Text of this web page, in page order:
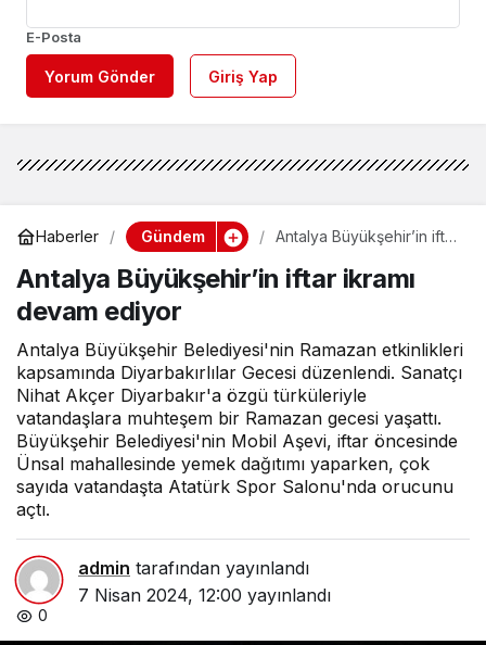
E-Posta
Yorum Gönder Giriş Yap
Haberler Gündem
Antalya Büyükşehir’in iftar
Antalya Büyükşehir’in iftar ikramı
devam ediyor
Antalya Büyükşehir Belediyesi'nin Ramazan etkinlikleri
kapsamında Diyarbakırlılar Gecesi düzenlendi. Sanatçı
Nihat Akçer Diyarbakır'a özgü türküleriyle
vatandaşlara muhteşem bir Ramazan gecesi yaşattı.
Büyükşehir Belediyesi'nin Mobil Aşevi, iftar öncesinde
Ünsal mahallesinde yemek dağıtımı yaparken, çok
sayıda vatandaşta Atatürk Spor Salonu'nda orucunu
açtı.
admin tarafından yayınlandı
7 Nisan 2024, 12:00 yayınlandı
0